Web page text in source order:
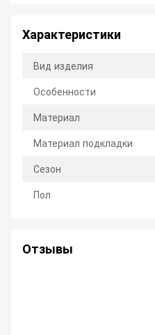
Характеристики
Вид изделия
Особенности
Материал
Материал подкладки
Сезон
Пол
Отзывы